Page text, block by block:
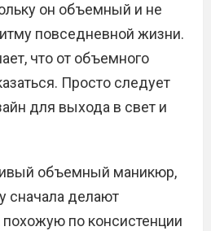
он объемный и не
повседневной жизни.
что от объемного
Просто следует
для выхода в свет и
объемный маникюр,
сначала делают
по консистенции